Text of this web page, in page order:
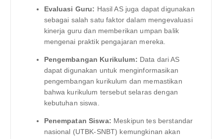
Evaluasi Guru: Hasil AS juga dapat digunakan
sebagai salah satu faktor dalam mengevaluasi
kinerja guru dan memberikan umpan balik
mengenai praktik pengajaran mereka.
Pengembangan Kurikulum: Data dari AS
dapat digunakan untuk menginformasikan
pengembangan kurikulum dan memastikan
bahwa kurikulum tersebut selaras dengan
kebutuhan siswa.
Penempatan Siswa: Meskipun tes berstandar
nasional (UTBK-SNBT) kemungkinan akan